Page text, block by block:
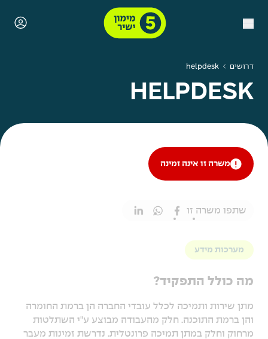
דרושים helpdesk
HELPDESK
משרה זו אינה זמינה
שתפו משרה זו
מערכות מידע
מה כולל התפקיד?
מתן שירות ותמיכה לכלל עובדי החברה הן ברמת החומרה
והן ברמת התוכנה. חלק מהעבודה מבוצע ע"י השתלטות
מרחוק וחלק במתן תמיכה פרונטלית. נדרשת זמינות מעבר